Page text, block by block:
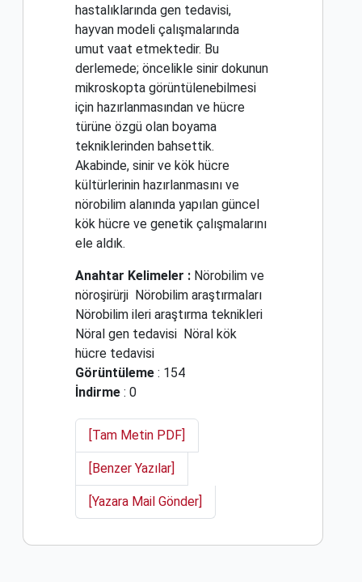
hastalıklarında gen tedavisi,
hayvan modeli çalışmalarında
umut vaat etmektedir. Bu
derlemede; öncelikle sinir dokunun
mikroskopta görüntülenebilmesi
için hazırlanmasından ve hücre
türüne özgü olan boyama
tekniklerinden bahsettik.
Akabinde, sinir ve kök hücre
kültürlerinin hazırlanmasını ve
nörobilim alanında yapılan güncel
kök hücre ve genetik çalışmalarını
ele aldık.
Anahtar Kelimeler : Nörobilim ve
nöroşirürji Nörobilim araştırmaları
Nörobilim ileri araştırma teknikleri
Nöral gen tedavisi Nöral kök
hücre tedavisi
Görüntüleme : 154
İndirme : 0
[Tam Metin PDF]
[Benzer Yazılar]
[Yazara Mail Gönder]